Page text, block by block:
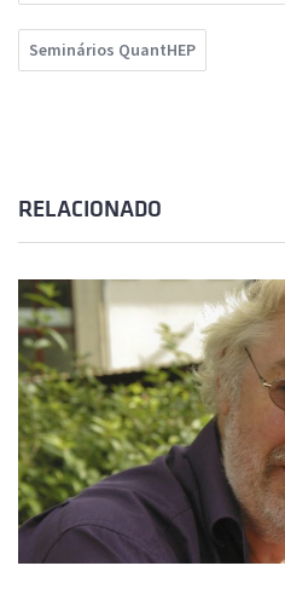
Seminários QuantHEP
RELACIONADO